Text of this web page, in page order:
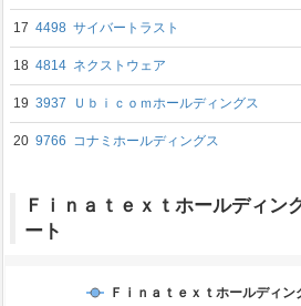
17 4498 サイバートラスト
18 4814 ネクストウェア
19 3937 Ｕｂｉｃｏｍホールディングス
20 9766 コナミホールディングス
Ｆｉｎａｔｅｘｔホールディン
ート
Ｆｉｎａｔｅｘｔホールディン